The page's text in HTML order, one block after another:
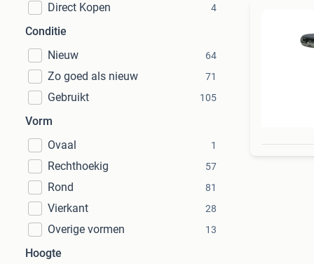
Direct Kopen
4
Conditie
Nieuw
64
Zo goed als nieuw 71
Gebruikt 105
Vorm
Ovaal
1
Rechthoekig 57
Rond 81
Vierkant 28
Overige vormen 13
Hoogte